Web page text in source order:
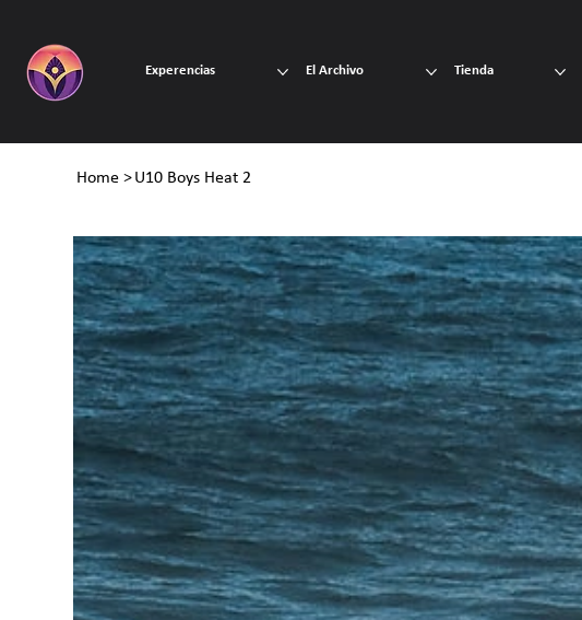
Experencias El Archivo Tienda
Home > U10 Boys Heat 2